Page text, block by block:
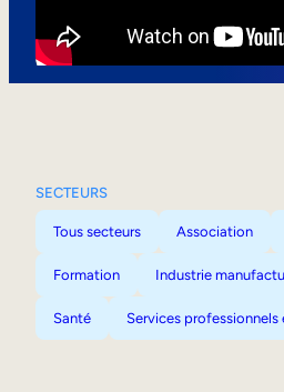
SECTEURS
Tous secteurs Association
Formation Industrie
Santé Services